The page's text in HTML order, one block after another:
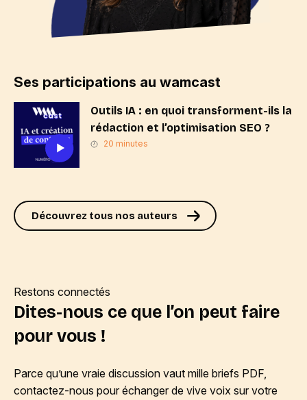
Ses participations au wamcast
Outils IA : en quoi transforment-ils la
rédaction et l’optimisation SEO ?
20 minutes
Découvrez tous nos auteurs
Restons connectés
Dites-nous ce que l’on peut faire
pour vous !
Parce qu’une vraie discussion vaut mille briefs PDF,
contactez-nous pour échanger de vive voix sur votre